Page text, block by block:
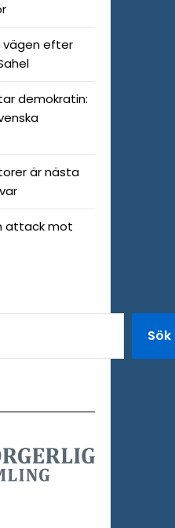
vägen efter
demokratin:
är nästa
attack mot
Sök